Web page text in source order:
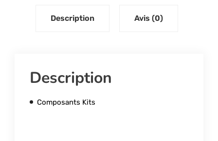
Description Avis (0)
Description
Composants Kits